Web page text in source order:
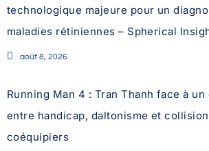
technologique majeure pour un
maladies rétiniennes – Spherical
août 8, 2026
Running Man 4 : Tran Thanh face à
entre handicap, daltonisme et
coéquipiers